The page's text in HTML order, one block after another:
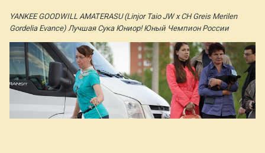
YANKEE GOODWILL AMATERASU (Linjor Taio JW х CH Greis Merilen
Gordelia Evance) Лучшая Сука Юниор! Юный Чемпион России